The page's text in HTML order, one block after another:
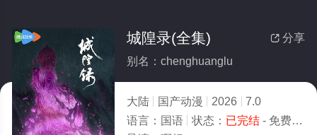
 分享
城隍录(全集)
别名：chenghuanglu
大陆 国产动漫 2026
7.0
语言： 国语 状态： 已完结- 免费在线观看